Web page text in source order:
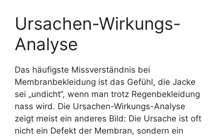
Ursachen-Wirkungs-
Analyse
Das häufigste Missverständnis bei
Membranbekleidung ist das Gefühl, die Jacke
sei „undicht“, wenn man trotz Regenbekleidung
nass wird. Die Ursachen-Wirkungs-Analyse
zeigt meist ein anderes Bild: Die Ursache ist oft
nicht ein Defekt der Membran, sondern ein